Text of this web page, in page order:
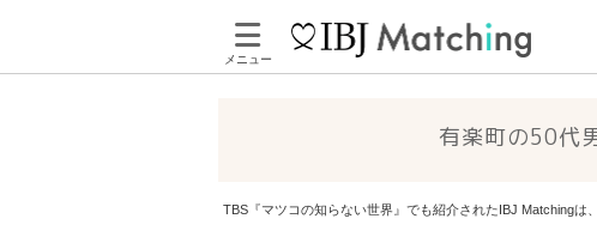
メニュー
有楽町の50代
TBS『マツコの知らない世界』でも紹介されたIBJ Matchingは